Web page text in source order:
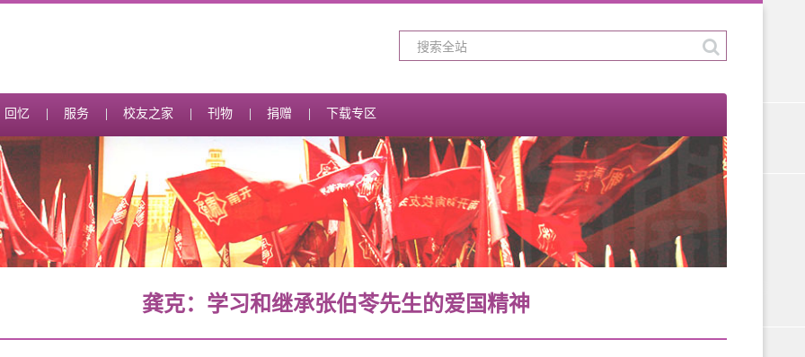
回忆 服务 校友之家 刊物 捐赠 下载专区
龚克：学习和继承张伯苓先生的爱国精神